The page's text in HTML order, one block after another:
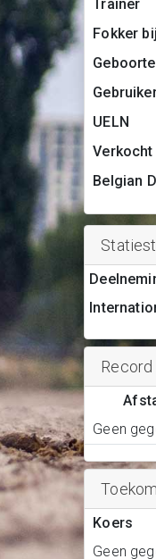
Trainer
Fokker
UELN
Belgian
Record
Geen
Koers
Geen